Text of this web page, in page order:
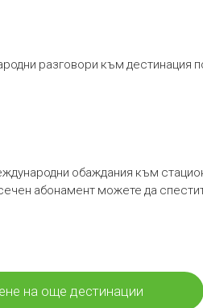
разговори към дестинация
обаждания към
абонамент можете да
на още дестинации